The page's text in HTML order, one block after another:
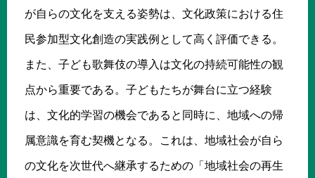
が自らの文化を支える姿勢は、文化政策における住
民参加型文化創造の実践例として高く評価できる。
また、子ども歌舞伎の導入は文化の持続可能性の観
点から重要である。子どもたちが舞台に立つ経験
は、文化的学習の機会であると同時に、地域への帰
属意識を育む契機となる。これは、地域社会が自ら
の文化を次世代へ継承するための「地域社会の再生